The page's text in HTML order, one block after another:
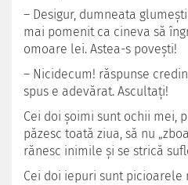
– Desigur, dumneata
mai pomenit ca cineva să
omoare lei. Astea-s povești!
– Nicidecum! răspunse
spus e adevărat. Ascultați!
Cei doi șoimi sunt ochii mei,
păzesc toată ziua, să nu
rănesc inimile și se strică
Cei doi iepuri sunt picioarele